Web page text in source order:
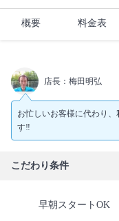
概要 料金表
店長：梅田明弘
お忙しいお客様に代わり
す‼
こだわり条件
早朝スタートOK